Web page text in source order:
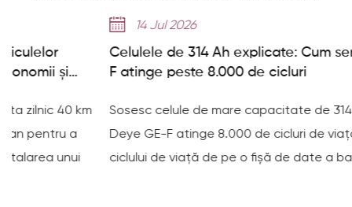
14 Jul 2026
Celulele de 314 Ah explicate: Cum seria Deye
F atinge peste 8.000 de cicluri
Sosesc celule de mare capacitate de 314 Ah: Cum
Deye GE-F atinge 8.000 de cicluri de viață Numerele
ciclului de viață de pe o fișă de date a bateriei tind